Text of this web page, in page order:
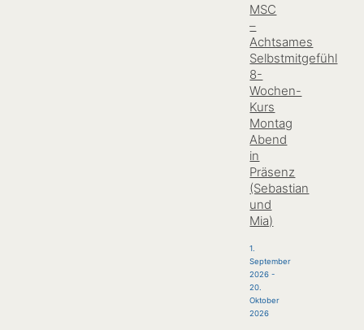
MSC
–
Achtsames
Selbstmitgefühl
8-
Wochen-
Kurs
Montag
Abend
in
Präsenz
(Sebastian
und
Mia)
1.
September
2026 -
20.
Oktober
2026